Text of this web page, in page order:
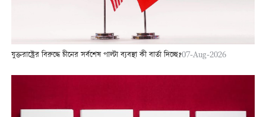
যুক্তরাষ্ট্রের বিরুদ্ধে চীনের সর্বশেষ পাল্টা ব্যবস্থা কী বার্তা দিচ্ছে?07-Aug-2026